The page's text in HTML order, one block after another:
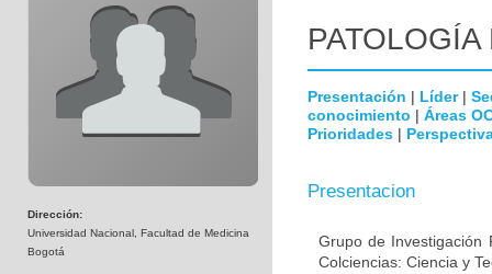
Dirección:
Universidad Nacional, Facultad de Medicina
Bogotá
Presentación | Líder|
conocimiento | Áreas
Prioridades |
Presentacion
Grupo de Investigación
Colciencias: Ciencia y